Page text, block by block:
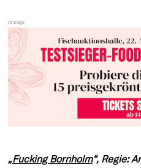
„Fucking Bornholm“, Regie: